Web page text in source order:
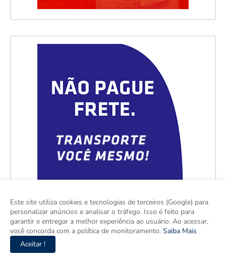
Este site utiliza cookies e tecnologias de terceiros (Google) para
personalizar anúncios e analisar o tráfego. Isso é feito para
garantir e entregar a melhor experiência ao usuário. Ao acessar,
você concorda com a política de monitoramento. Saiba Mais
Aceitar !